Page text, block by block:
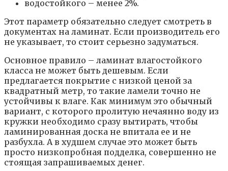
водостойкого – менее 2%.
Этот параметр обязательно следует смотреть в
документах на ламинат. Если производитель его
не указывает, то стоит серьезно задуматься.
Основное правило – ламинат влагостойкого
класса не может быть дешевым. Если
предлагается покрытие с низкой ценой за
квадратный метр, то такие ламели точно не
устойчивы к влаге. Как минимум это обычный
вариант, с которого пролитую нечаянно воду из
кружки необходимо сразу вытирать, чтобы
ламинированная доска не впитала ее и не
разбухла. А в худшем случае это может быть
просто низкопробная подделка, совершенно не
стоящая запрашиваемых денег.